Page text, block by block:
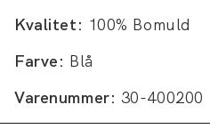
Kvalitet: 100% Bomuld
Farve: Blå
Varenummer: 30-400200